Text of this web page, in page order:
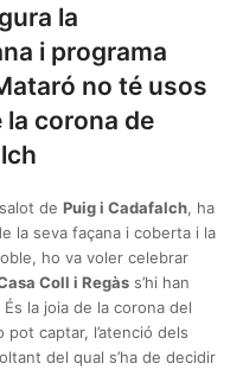
la
i programa
no té usos
la corona de
dePuig i Cadafalch, ha
la seva façana i coberta i la
ho va voler celebrar
Coll i Regàs s’hi han
la joia de la corona del
captar, l’atenció dels
del qual s’ha de decidir